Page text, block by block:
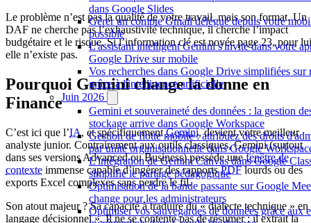
dans Google Slides
Gérer un compte Gmail délégué depuis votre
possible
L'assistant intelligent Gemini s'invite dans votre
Google Drive sur mobile
Vos recherches dans Google Drive simplifiées sur
grâce à l'intelligence artificielle
Juin 2026
Gemini et souveraineté des données : la gestion
stockage arrive dans Google Workspace
Gestion de flotte mobile : attribuez des droits
par unité organisationnelle dans Google
L'intégration de Gemini Canvas dans Google
simplifie le partage pédagogique
Optimisation de la bande passante sur Google
change pour les administrateurs
Optimiser vos sauvegardes de données grâce aux
Le problème n’est pas la qualité de votre travail, mais son format. Un
DAF ne cherche pas l’exhaustivité technique, il cherche l’impact
budgétaire et le risque. Si l’information clé est noyée page 23, pour
elle n’existe pas.
Pourquoi Gemini change la donne en
Finance
C’est ici que l’IA, et spécifiquementGemini, devient votre meilleur
analyste junior. Contrairement aux outils classiques, Gemini (surtout
dans ses versions Advanced ou Business) possède unefenêtre de
contexte immense capable d’ingérer des rapportsPDFlourds ou des
exports Excel complexes sans perdre le fil.
Son atout majeur ? Sa capacité à traduire du « dialecte technique » en
langage décisionnel ». Il ne se contente pas de résumer ; il extrait la